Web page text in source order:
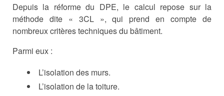
Depuis la réforme du DPE, le calcul repose sur la
méthode dite « 3CL », qui prend en compte de
nombreux critères techniques du bâtiment.
Parmi eux :
L’isolation des murs.
L’isolation de la toiture.